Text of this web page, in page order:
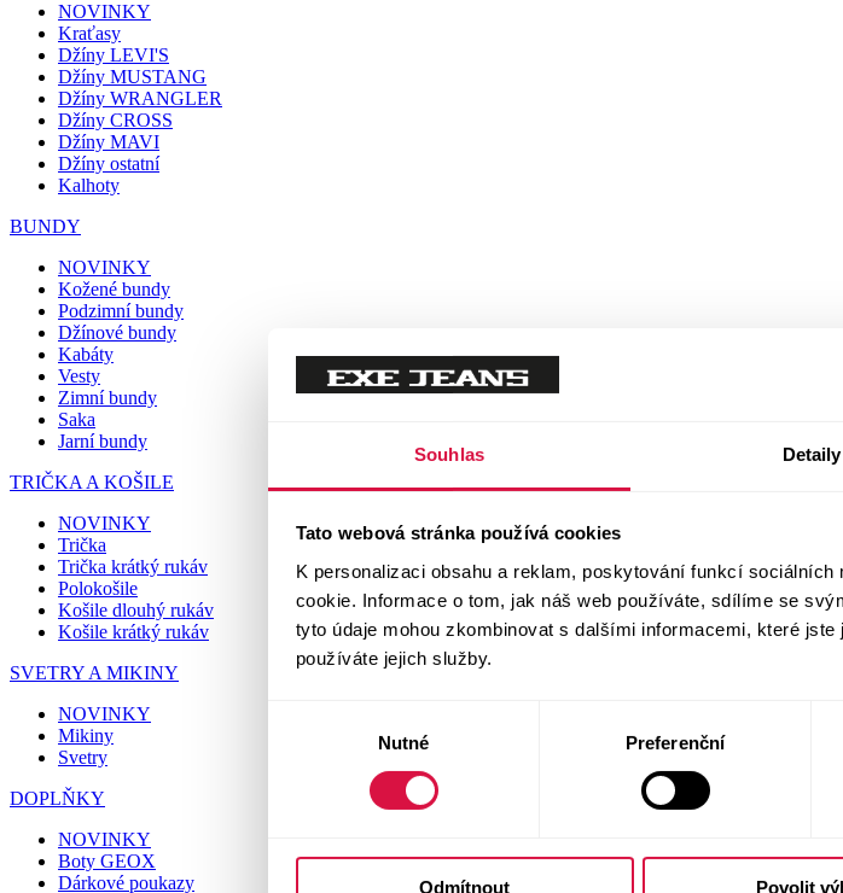
Souhlas Detaily
Tato webová stránka používá cookies
K personalizaci obsahu a reklam, poskytování funkcí
cookie. Informace o tom, jak náš web používáte, sdílíme se
tyto údaje mohou zkombinovat s dalšími informacemi, které
používáte jejich služby.
Nutné Preferenční
Odmítnout Povolit
NOVINKY
Kraťasy
Džíny LEVI'S
Džíny MUSTANG
Džíny WRANGLER
Džíny CROSS
Džíny MAVI
Džíny ostatní
Kalhoty
BUNDY
NOVINKY
Kožené bundy
Podzimní bundy
Džínové bundy
Kabáty
Vesty
Zimní bundy
Saka
Jarní bundy
TRIČKA A KOŠILE
NOVINKY
Trička
Trička krátký rukáv
Polokošile
Košile dlouhý rukáv
Košile krátký rukáv
SVETRY A MIKINY
NOVINKY
Mikiny
Svetry
DOPLŇKY
NOVINKY
Boty GEOX
Dárkové poukazy